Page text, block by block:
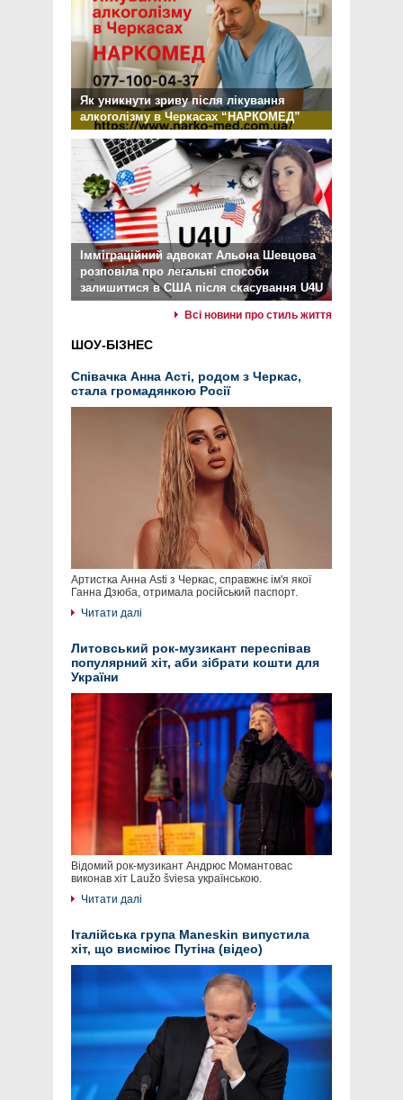
Як уникнути зриву після лікування
алкоголізму в Черкасах “НАРКОМЕД”
Імміграційний адвокат Альона Шевцова
розповіла про легальні способи
залишитися в США після скасування U4U
Всі новини про стиль життя
ШОУ-БІЗНЕС
Співачка Анна Асті, родом з Черкас,
стала громадянкою Росії
Артистка Анна Asti з Черкас, справжнє ім'я якої
Ганна Дзюба, отримала російський паспорт.
Читати далі
Литовський рок-музикант переспівав
популярний хіт, аби зібрати кошти для
України
Відомий рок-музикант Андрюс Момантовас
виконав хіт Laužo šviesa українською.
Читати далі
Італійська група Maneskin випустила
хіт, що висміює Путіна (відео)